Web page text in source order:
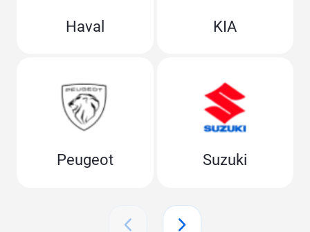
Haval KIA
Peugeot Suzuki